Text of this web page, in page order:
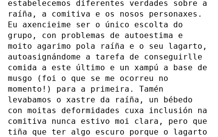
estabelecemos diferentes verdades sobre a
raíña, a comitiva e os nosos personaxes.
Eu axencieime ser o único escolta do
grupo, con problemas de autoestima e
moito agarimo pola raíña e o seu lagarto,
autoasignándome a tarefa de conseguirlle
comida a este último e un xampú a base de
musgo (foi o que se me ocorreu no
momento!) para a primeira. Tamén
levabamos o xastre da raíña, un bébedo
con moitas deformidades cuxa inclusión na
comitiva nunca estivo moi clara, pero que
tiña que ter algo escuro porque o lagarto